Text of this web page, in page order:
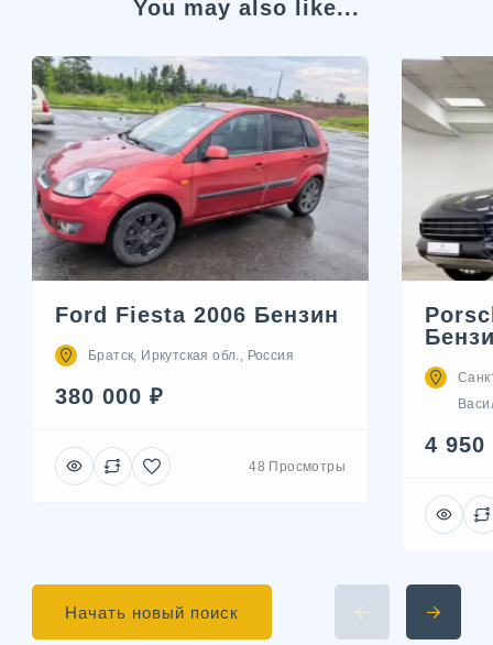
You may also like...
Ford Fiesta 2006 Бензин
Братск, Иркутская обл., Россия
380 000 ₽
48 Просмотры
4 950
Начать новый поиск